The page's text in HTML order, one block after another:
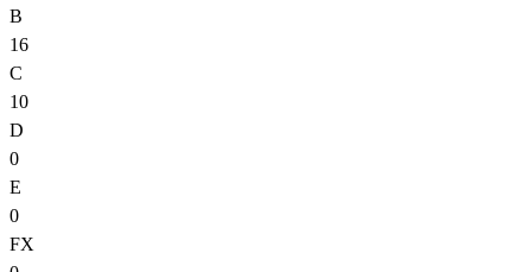
B
16
C
10
D
0
E
0
FX